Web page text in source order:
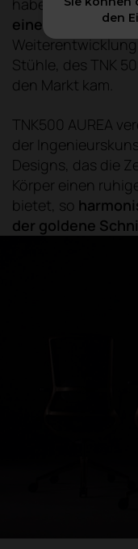
haben, das man
eine Aura
. So wie
Stühle, des TNK
den Markt kam.
TNK500 AUREA
der
Designs, das die
Körper einen
bietet, so
der goldene
den